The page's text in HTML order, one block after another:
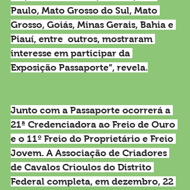
Paulo, Mato Grosso do Sul, Mato
Grosso, Goiás, Minas Gerais, Bahia e
Piauí, entre  outros, mostraram
interesse em participar da
Exposição Passaporte”, revela.
Junto com a Passaporte ocorrerá a
21ª Credenciadora ao Freio de Ouro
e o 11º Freio do Proprietário e Freio
Jovem. A Associação de Criadores
de Cavalos Crioulos do Distrito
Federal completa, em dezembro, 22